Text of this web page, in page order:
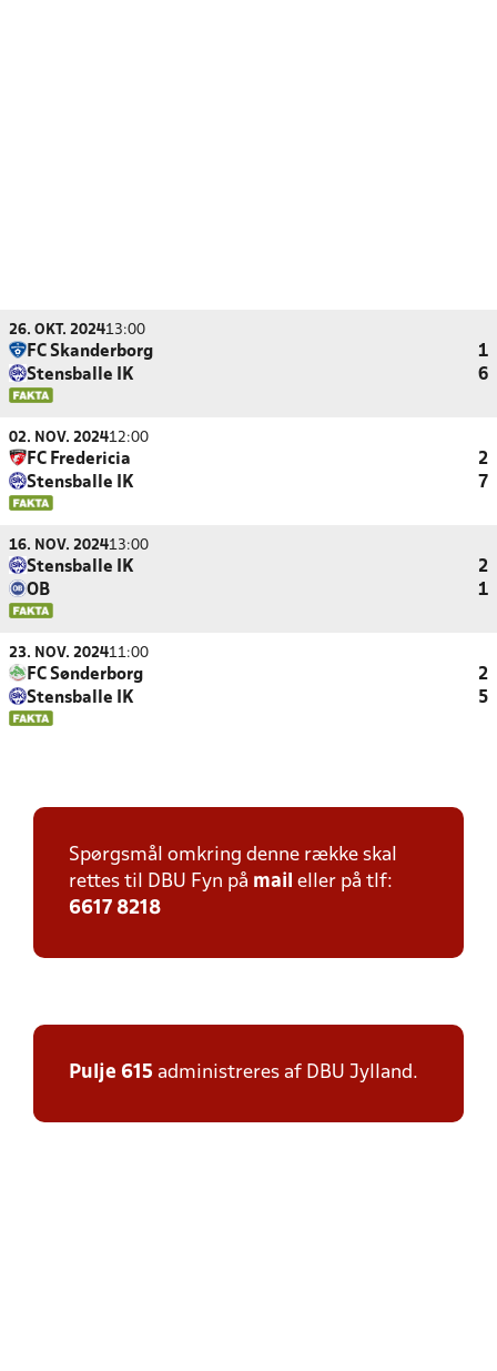
26. OKT. 202413:00
FC Skanderborg
1
Stensballe IK
6
02. NOV. 202412:00
FC Fredericia
2
Stensballe IK
7
16. NOV. 202413:00
Stensballe IK
2
OB
1
23. NOV. 202411:00
FC Sønderborg
2
Stensballe IK
5
Spørgsmål omkring denne række skal
rettes til DBU Fyn på mail eller på tlf:
6617 8218
Pulje 615 administreres af DBU Jylland.